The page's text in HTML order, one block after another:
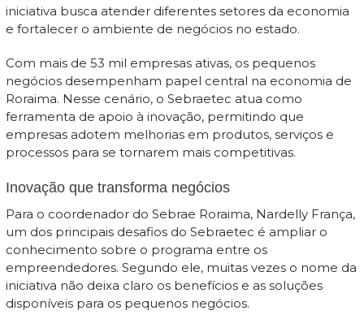
iniciativa busca atender diferentes setores da economia
e fortalecer o ambiente de negócios no estado.
Com mais de 53 mil empresas ativas, os pequenos
negócios desempenham papel central na economia de
Roraima. Nesse cenário, o Sebraetec atua como
ferramenta de apoio à inovação, permitindo que
empresas adotem melhorias em produtos, serviços e
processos para se tornarem mais competitivas.
Inovação que transforma negócios
Para o coordenador do Sebrae Roraima, Nardelly França,
um dos principais desafios do Sebraetec é ampliar o
conhecimento sobre o programa entre os
empreendedores. Segundo ele, muitas vezes o nome da
iniciativa não deixa claro os benefícios e as soluções
disponíveis para os pequenos negócios.